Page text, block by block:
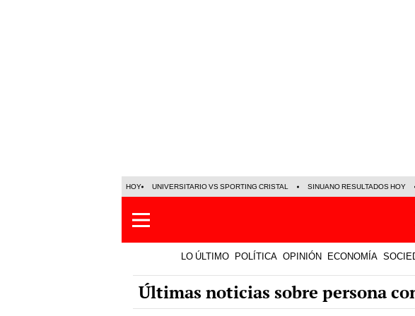
HOY UNIVERSITARIO VS SPORTING CRISTAL SINUANO RESULTADOS HOY
LO ÚLTIMO POLÍTICA OPINIÓN ECONOMÍA
Últimas noticias sobre persona